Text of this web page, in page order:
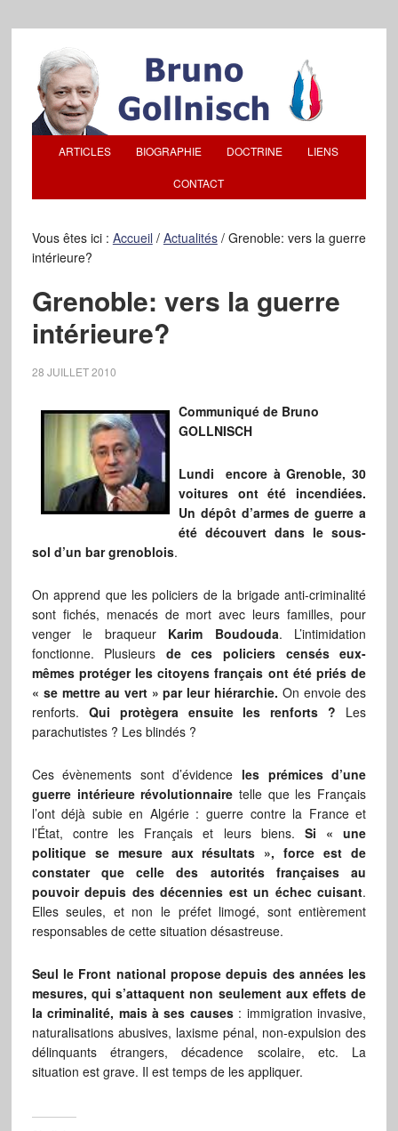
ARTICLES BIOGRAPHIE DOCTRINE LIENS
CONTACT
Vous êtes ici : Accueil / Actualités /Grenoble: vers la guerre
intérieure?
Grenoble: vers la guerre
intérieure?
28 JUILLET 2010
Communiqué de Bruno
GOLLNISCH
Lundi encore à Grenoble, 30
voitures ont été incendiées.
Un dépôt d’armes de guerre a
été découvert dans le sous-
sol d’un bar grenoblois.
On apprend que les policiers de la brigade anti-criminalité
sont fichés, menacés de mort avec leurs familles, pour
venger le braqueur Karim Boudouda. L’intimidation
fonctionne. Plusieurs de ces policiers censés eux-
mêmes protéger les citoyens français ont été priés de
« se mettre au vert » par leur hiérarchie. On envoie des
renforts. Qui protègera ensuite les renforts ? Les
parachutistes ? Les blindés ?
Ces évènements sont d’évidence les prémices d’une
guerre intérieure révolutionnaire telle que les Français
l’ont déjà subie en Algérie : guerre contre la France et
l’État, contre les Français et leurs biens. Si « une
politique se mesure aux résultats », force est de
constater que celle des autorités françaises au
pouvoir depuis des décennies est un échec cuisant.
Elles seules, et non le préfet limogé, sont entièrement
responsables de cette situation désastreuse.
Seul le Front national propose depuis des années les
mesures, qui s’attaquent non seulement aux effets de
la criminalité, mais à ses causes: immigration invasive,
naturalisations abusives, laxisme pénal, non-expulsion des
délinquants étrangers, décadence scolaire, etc. La
situation est grave. Il est temps de les appliquer.